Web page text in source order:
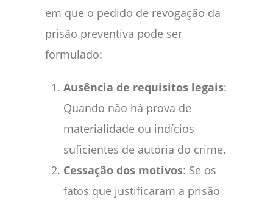
em que o pedido de revogação da
prisão preventiva pode ser
formulado:
Ausência de requisitos legais:
Quando não há prova de
materialidade ou indícios
suficientes de autoria do crime.
Cessação dos motivos: Se os
fatos que justificaram a prisão